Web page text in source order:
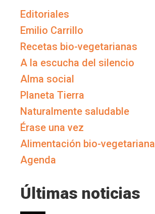
Editoriales
Emilio Carrillo
Recetas bio-vegetarianas
A la escucha del silencio
Alma social
Planeta Tierra
Naturalmente saludable
Érase una vez
Alimentación bio-vegetariana
Agenda
Últimas noticias